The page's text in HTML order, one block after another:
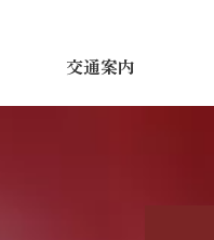
交通案内